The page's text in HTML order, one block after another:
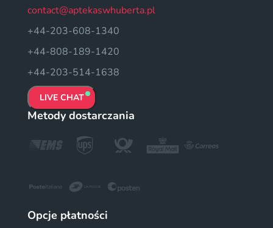
contact@aptekaswhuberta.pl
+44-203-608-1340
+44-808-189-1420
+44-203-514-1638
LIVE CHAT
Metody dostarczania
Opcje płatności